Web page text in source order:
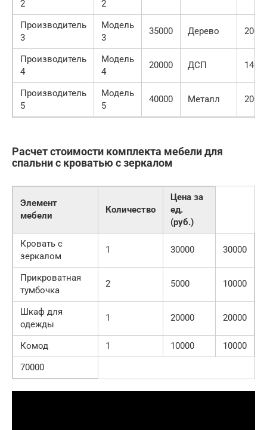
2 2
Производитель
3
Модель
3
35000 Дерево
Производитель
4
Модель
4
20000 ДСП
Производитель
5
Модель
5
40000 Металл
Расчет стоимости комплекта мебели для
спальни с кроватью с зеркалом
Элемент
мебели
Количество
Цена за
ед.
(руб.)
Кровать с
зеркалом
1 30000 30000
Прикроватная
тумбочка
2 5000 10000
Шкаф для
одежды
1 20000 20000
Комод 1 10000
10000
70000